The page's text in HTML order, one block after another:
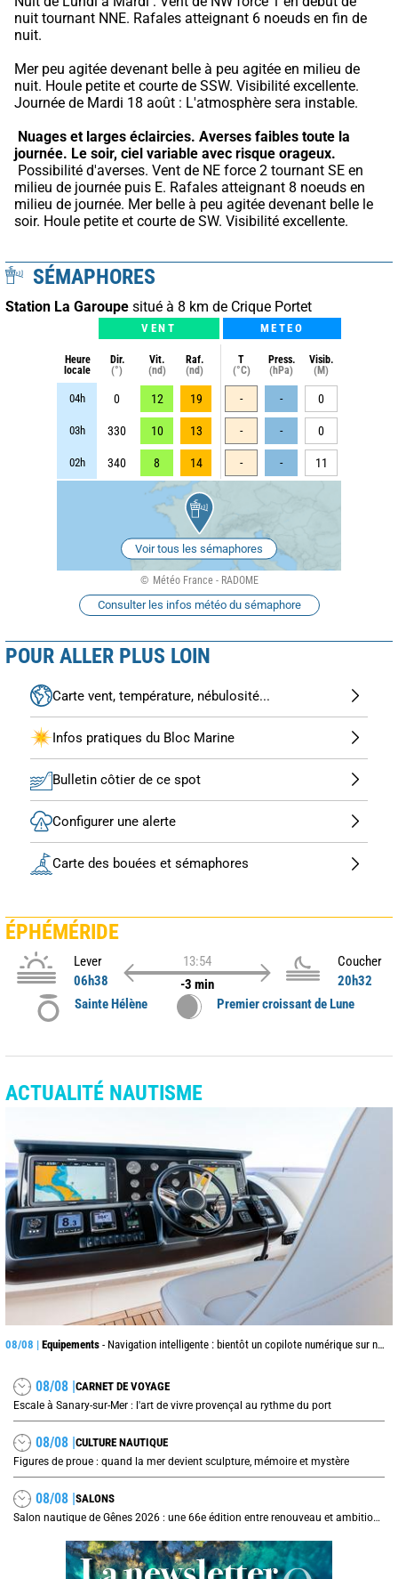
nuit tournant NNE. Rafales atteignant 6 noeuds en fin de
nuit.
Mer peu agitée devenant belle à peu agitée en milieu de
nuit. Houle petite et courte de SSW. Visibilité excellente.
Journée de Mardi 18 août : L'atmosphère sera instable.
Nuages et larges éclaircies. Averses faibles toute la
journée. Le soir, ciel variable avec risque orageux.
milieu de journée puis E. Rafales atteignant 8 noeuds en
milieu de journée. Mer belle à peu agitée devenant belle le
soir. Houle petite et courte de SW. Visibilité excellente.
SÉMAPHORES
Station La Garoupe situé à 8 km de Crique Portet
VENT METEO
Heure
locale
Dir.
(°)
Vit.
(nd)
Raf.
(nd)
T
(°C)
Press.
(hPa)
Visib.
(M)
04h 0 12 19 - - 0
03h 330 10 13 - - 0
02h 340 8 14 - - 11
Voir tous les sémaphores
Météo France - RADOME
Consulter les infos météo du sémaphore
POUR ALLER PLUS LOIN
Carte vent, température, nébulosité...
Infos pratiques du Bloc Marine
Bulletin côtier de ce spot
Configurer une alerte
Carte des bouées et sémaphores
ÉPHÉMÉRIDE
Lever
06h38
13:54
-3 min
Coucher
20h32
Sainte Hélène
Premier croissant de Lune
ACTUALITÉ NAUTISME
08/08 | Equipements - Navigation intelligente : bientôt un copilote numérique sur nos voiliers ?
08/08 |CARNET DE VOYAGE
Escale à Sanary-sur-Mer : l'art de vivre provençal au rythme du port
08/08 |CULTURE NAUTIQUE
Figures de proue : quand la mer devient sculpture, mémoire et mystère
08/08 |SALONS
Salon nautique de Gênes 2026 : une 66e édition entre renouveau et ambitions internationales